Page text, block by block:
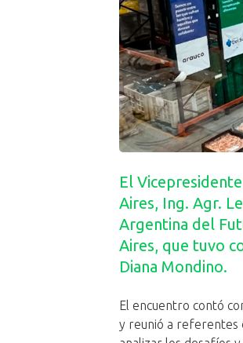
El
Aires, Ing. Agr.
Argentina del
Aires, que tuvo
Diana Mondino.
El encuentro contó
y reunió a referentes